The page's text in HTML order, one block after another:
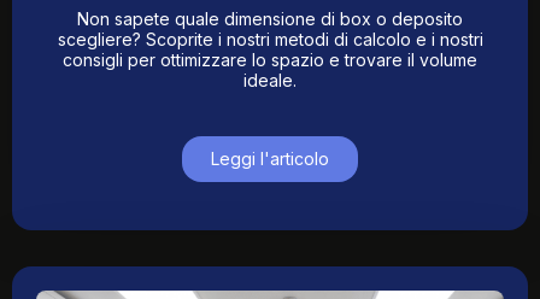
Non sapete quale dimensione di box o deposito
scegliere? Scoprite i nostri metodi di calcolo e i nostri
consigli per ottimizzare lo spazio e trovare il volume
ideale.
Leggi l'articolo